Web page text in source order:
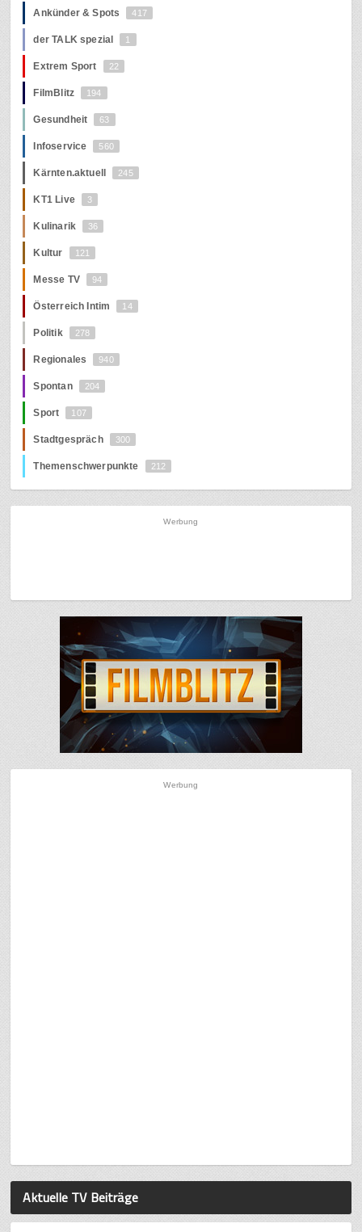
Ankünder & Spots 417
der TALK spezial 1
Extrem Sport 22
FilmBlitz 194
Gesundheit 63
Infoservice 560
Kärnten.aktuell 245
KT1 Live 3
Kulinarik 36
Kultur 121
Messe TV 94
Österreich Intim 14
Politik 278
Regionales 940
Spontan 204
Sport 107
Stadtgespräch 300
Themenschwerpunkte 212
Werbung
Werbung
Aktuelle TV Beiträge